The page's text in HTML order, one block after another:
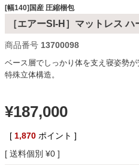
椅子・チェア
食器棚・キッチン収納
ベッド
[幅140]国産 圧縮梱包
［エアーSI-H］マットレス ハ
商品番号 13700098
ベース層でしっかり体を支え寝姿勢
特殊立体構造。
¥187,000
[ 1,870 ポイント ]
送料個別 ¥0